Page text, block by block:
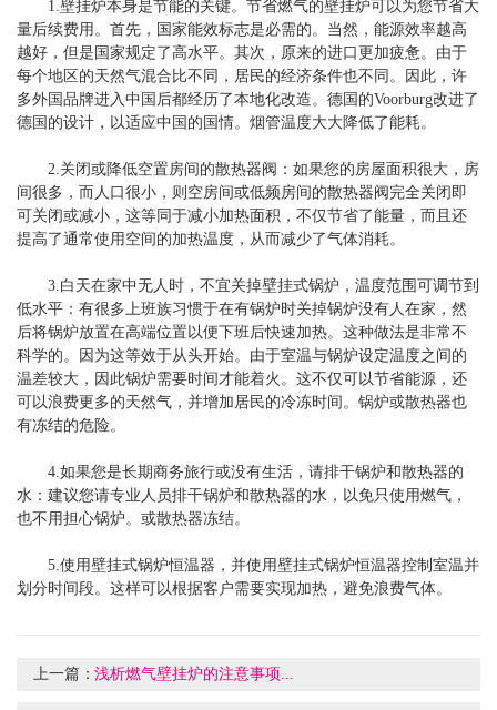
1.壁挂炉本身是节能的关键。节省燃气的壁挂炉可以为您节省大
量后续费用。首先，国家能效标志是必需的。当然，能源效率越高
越好，但是国家规定了高水平。其次，原来的进口更加疲惫。由于
每个地区的天然气混合比不同，居民的经济条件也不同。因此，许
多外国品牌进入中国后都经历了本地化改造。德国的Voorburg改进了
德国的设计，以适应中国的国情。烟管温度大大降低了能耗。
2.关闭或降低空置房间的散热器阀：如果您的房屋面积很大，房
间很多，而人口很小，则空房间或低频房间的散热器阀完全关闭即
可关闭或减小，这等同于减小加热面积，不仅节省了能量，而且还
提高了通常使用空间的加热温度，从而减少了气体消耗。
3.白天在家中无人时，不宜关掉壁挂式锅炉，温度范围可调节到
低水平：有很多上班族习惯于在有锅炉时关掉锅炉没有人在家，然
后将锅炉放置在高端位置以便下班后快速加热。这种做法是非常不
科学的。因为这等效于从头开始。由于室温与锅炉设定温度之间的
温差较大，因此锅炉需要时间才能着火。这不仅可以节省能源，还
可以浪费更多的天然气，并增加居民的冷冻时间。锅炉或散热器也
有冻结的危险。
4.如果您是长期商务旅行或没有生活，请排干锅炉和散热器的
水：建议您请专业人员排干锅炉和散热器的水，以免只使用燃气，
也不用担心锅炉。或散热器冻结。
5.使用壁挂式锅炉恒温器，并使用壁挂式锅炉恒温器控制室温并
划分时间段。这样可以根据客户需要实现加热，避免浪费气体。
上一篇：浅析燃气壁挂炉的注意事项...